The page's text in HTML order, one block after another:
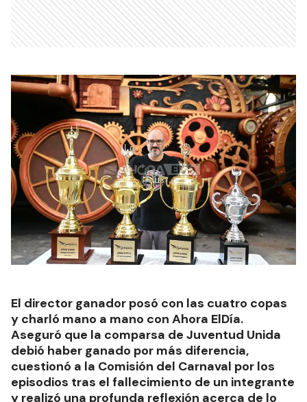
El director ganador posó con las cuatro copas
y charló mano a mano con Ahora ElDía.
Aseguró que la comparsa de Juventud Unida
debió haber ganado por más diferencia,
cuestionó a la Comisión del Carnaval por los
episodios tras el fallecimiento de un integrante
y realizó una profunda reflexión acerca de lo